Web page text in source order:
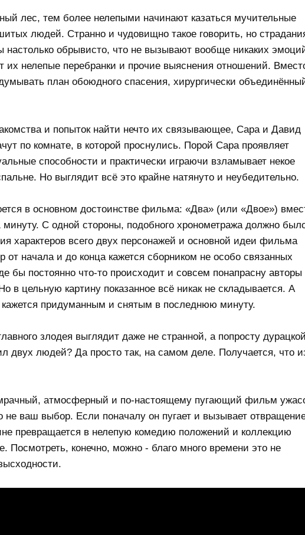
лес, тем более нелепыми начинают казаться мучительные
людей. Странно и чудовищно такое говорить, но
настолько обрывисто, что не вызывают вообще никаких
их нелепые перебранки и прочие выяснения отношений.
план обоюдного спасения, хирургически
и попыток найти нечто их связывающее, Сара и Давид
по комнате, в которой проснулись. Порой Сара проявляет
способности и практически играючи взламывает некое
Но выглядит всё это крайне натянуто и неубедительно.
в основном достоинстве фильма: «Два» (или «Двое»)
минуту. С одной стороны, подобного хронометража должно
характеров всего двух персонажей и основной идеи фильма
от начала и до конца кажется сборником не особо связанных
бы постоянно что-то происходит и совсем понапрасну авторы
в цельную картину показанное всё никак не складывается. А
придуманным и снятым в последнюю минуту.
злодея выглядит даже не странной, а попросту
двух людей? Да просто так, на самом деле. Получается, что
атмосферный и по-настоящему пугающий фильм
не ваш выбор. Если поначалу он пугает и вызывает
превращается в нелепую комедию положений и коллекцию
конечно, можно - благо много времени это не